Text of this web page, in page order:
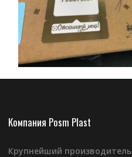
Компания Posm Plast
Крупнейший производитель